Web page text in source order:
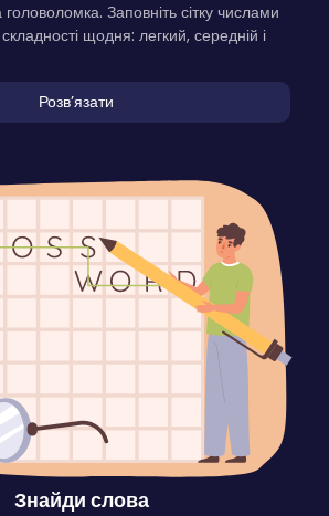
Заповніть сітку числами
складності щодня: легкий, середній і
Розвʼязати
Знайди слова